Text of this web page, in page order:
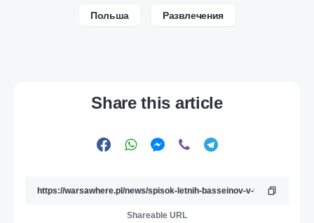
Польша Развлечения
Share this article
Shareable URL